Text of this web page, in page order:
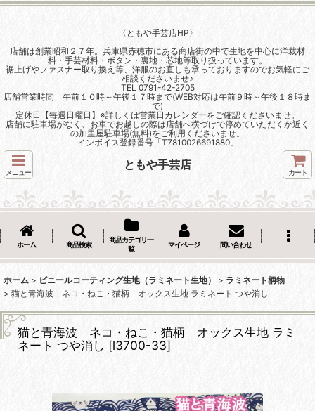
〈ともや手芸店HP〉
店舗は創業昭和２７年。兵庫県赤穂市にある商店街の中で生地を中心に洋裁材
料・手芸材料・ボタン・裏地・芯地等取り扱っています。
裾上げやファスナー取り換え等、洋服のお直しも承っておりますのでお気軽にご
相談くださいませ♪
TEL 0791-42-2705
店舗営業時間 午前１０時～午後１７時まで(WEB対応は午前９時～午後１８時ま
で)
定休日【毎週日曜日】※詳しくは営業日カレンダーをご確認くださいませ。
店舗に駐車場がなく、お車でお越しの際は店舗へ横づけで停めていただくか近く
の加里屋駐車場(無料)をご利用くださいませ。
インボイス登録番号「T7810026691880」
メニュー
ともや手芸店
カート
ホーム 商品検索
商品カテゴリ一
覧
マイページ 問い合わせ
ホーム > ビニールコーティング生地（ラミネート生地） > ラミネート柄物
> 猫と青海波 ネコ・ねこ・猫柄 オックス生地 ラミネート つや消し
猫と青海波 ネコ・ねこ・猫柄 オックス生地 ラミ
ネート つや消し [l3700-33]